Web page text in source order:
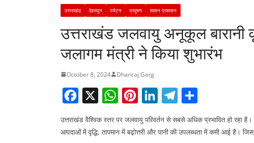
उत्तराखंड देहरादून पर्यटन प्रदूषण शासन प्रशासन
उत्तराखंड जलवायु अनूकूल बारानी
जलागम मंत्री ने किया शुभारंभ
October 8, 2024 Dhanraj Garg
F
a
c
X W
at
Pi
nt
er
Li
n
k
T
el
e ar
उत्तराखंड वैश्विक स्तर पर जलवायु परिवर्तन से सबसे अधिक प्रभावित हो रहा है।
आपदाओं में वृद्धि, तापमान में बढ़ोत्तरी और पानी की उपलब्धता में कमी आई है।